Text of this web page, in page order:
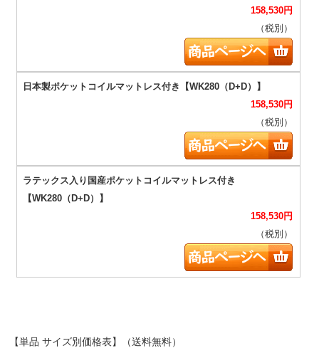
158,530円
（税別）
158,530円
（税別）
158,530円
（税別）
【単品 サイズ別価格表】（送料無料）